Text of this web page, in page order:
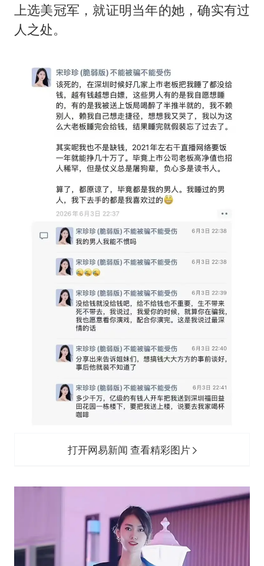
上选美冠军，就证明当年的她，确实有过
人之处。
打开网易新闻 查看精彩图片